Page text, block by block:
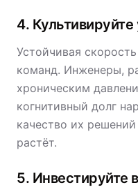
4.
Устойчивая
команд. Инженеры,
хроническим
когнитивный долг
качество их
растёт.
5. Инвестируйте в